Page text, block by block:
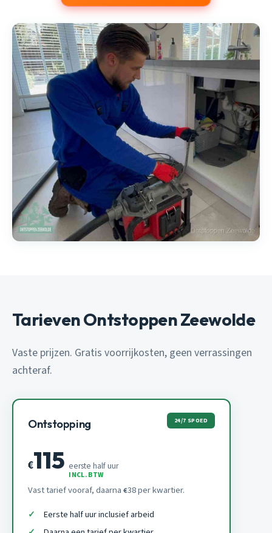
Tarieven Ontstoppen Zeewolde
Vaste prijzen. Gratis voorrijkosten, geen verrassingen
achteraf.
Ontstopping 24/7 SPOED
€115 eerste half uur
INCL. BTW
Vast tarief vooraf, daarna €38 per kwartier.
Eerste half uur inclusief arbeid